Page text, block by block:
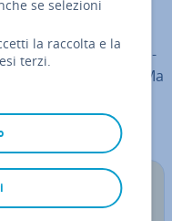
Oltre a rendere il
l’in­clu­sio­ne nel
può mi­glio­ra­
motori di ricerca. Ma
efficace e
con­si­de­ra­zio­ne?
se selezioni
la raccolta e la
terzi.